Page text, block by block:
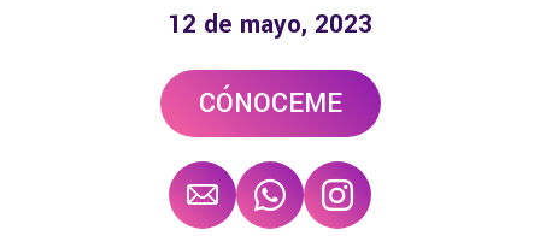
12 de mayo, 2023
CÓNOCEME